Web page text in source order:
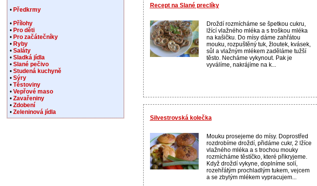
Recept na Slané preclíky
Droždí rozmícháme se špetkou cukru,
lžící vlažného mléka a s troškou mléka
na kašičku. Do mísy dáme zahřátou
mouku, rozpuštěný tuk, žloutek, kvásek,
sůl a vlažným mlékem zaděláme tužší
těsto. Necháme vykynout. Pak je
vyválíme, nakrájíme na k...
Silvestrovská kolečka
Mouku prosejeme do mísy. Doprostřed
rozdrobíme droždí, přidáme cukr, 2 lžíce
vlažného mléka a s trochou mouky
rozmícháme těstíčko, které přikryjeme.
Když droždí vykyne, doplníme solí,
rozehřátým prochladlým tukem, vejcem
a se zbylým mlékem vypracujem...
• Předkrmy
• Přílohy
• Pro děti
• Pro začátečníky
• Ryby
• Saláty
• Sladká jídla
• Slané pečivo
• Studená kuchyně
• Sýry
• Těstoviny
• Vepřové maso
• Zavařeniny
• Zdobení
• Zeleninová jídla